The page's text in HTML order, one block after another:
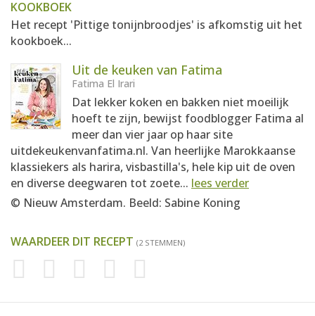
KOOKBOEK
Het recept 'Pittige tonijnbroodjes' is afkomstig uit het
kookboek...
Uit de keuken van Fatima
Fatima El Irari
Dat lekker koken en bakken niet moeilijk
hoeft te zijn, bewijst foodblogger Fatima al
meer dan vier jaar op haar site
uitdekeukenvanfatima.nl. Van heerlijke Marokkaanse
klassiekers als harira, visbastilla's, hele kip uit de oven
en diverse deegwaren tot zoete... lees verder
© Nieuw Amsterdam. Beeld: Sabine Koning
WAARDEER DIT RECEPT (2 STEMMEN)